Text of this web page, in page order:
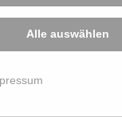
Alle auswählen